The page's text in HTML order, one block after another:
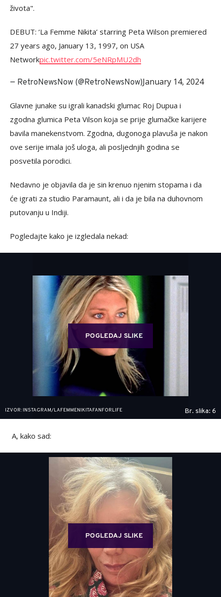
života".
DEBUT: ‘La Femme Nikita’ starring Peta Wilson premiered
27 years ago, January 13, 1997, on USA
Networkpic.twitter.com/5eNRpMU2dh
— RetroNewsNow (@RetroNewsNow)January 14, 2024
Glavne junake su igrali kanadski glumac Roj Dupua i
zgodna glumica Peta Vilson koja se prije glumačke karijere
bavila manekenstvom. Zgodna, dugonoga plavuša je nakon
ove serije imala još uloga, ali posljednjih godina se
posvetila porodici.
Nedavno je objavila da je sin krenuo njenim stopama i da
će igrati za studio Paramaunt, ali i da je bila na duhovnom
putovanju u Indiji.
Pogledajte kako je izgledala nekad:
POGLEDAJ SLIKE
IZVOR: INSTAGRAM/LAFEMMENIKITAFANFORLIFE Br. slika: 6
A, kako sad:
POGLEDAJ SLIKE